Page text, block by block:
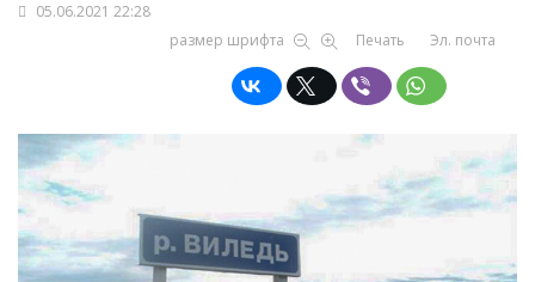
05.06.2021 22:28
размер шрифта
Печать Эл. почта